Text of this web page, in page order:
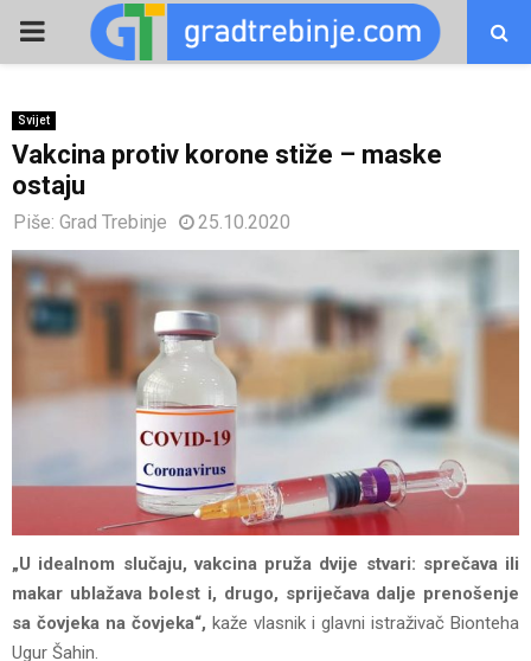
PRIMARY
Svijet
Vakcina protiv korone stiže – maske
ostaju
Piše: Grad Trebinje 25.10.2020
„U idealnom slučaju, vakcina pruža dvije stvari: sprečava ili
makar ublažava bolest i, drugo, spriječava dalje prenošenje
sa čovjeka na čovjeka“, kaže vlasnik i glavni istraživač Bionteha
Ugur Šahin.